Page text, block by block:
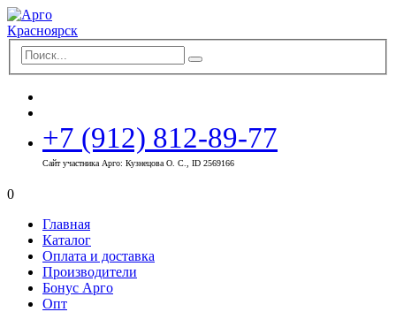
+7 (912) 812-89-77
Сайт участника Арго: Кузнецова О. С., ID 2569166
0
Главная
Каталог
Оплата и доставка
Производители
Бонус Арго
Опт